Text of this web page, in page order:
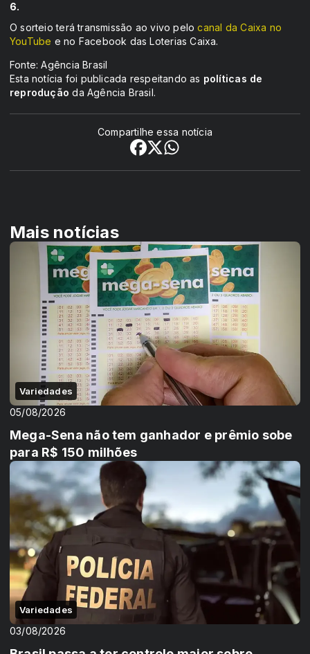
6.
O sorteio terá transmissão ao vivo pelocanal da Caixa no
YouTube e no Facebook das Loterias Caixa.
Fonte: Agência Brasil
Esta notícia foi publicada respeitando as políticas de
reprodução da Agência Brasil.
Compartilhe essa notícia
Mais notícias
Variedades
05/08/2026
Mega-Sena não tem ganhador e prêmio sobe
para R$ 150 milhões
Variedades
03/08/2026